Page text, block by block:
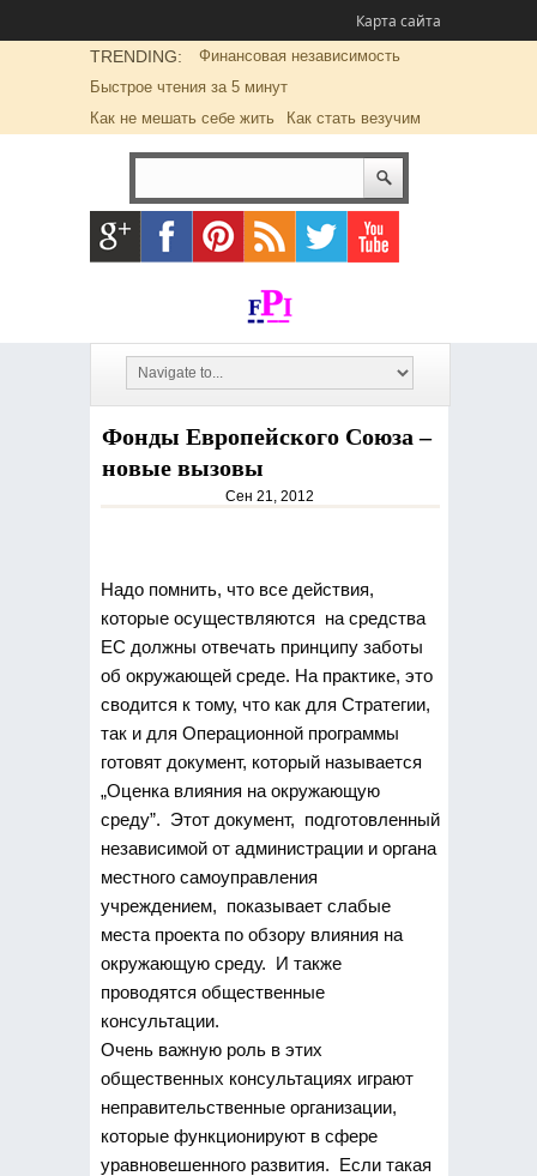
Карта сайта
TRENDING:
Финансовая независимость
Быстрое чтения за 5 минут
Как не мешать себе жить
Как стать везучим
Фонды Европейского Союза –
новые вызовы
Сен 21, 2012
Надо помнить, что все действия,
которые осуществляются на средства
ЕС должны отвечать принципу заботы
об окружающей среде. На практике, это
сводится к тому, что как для Стратегии,
так и для Операционной программы
готовят документ, который называется
„Оценка влияния на окружающую
среду”. Этот документ, подготовленный
независимой от администрации и органа
местного самоуправления
учреждением, показывает слабые
места проекта по обзору влияния на
окружающую среду. И также
проводятся общественные
консультации.
Очень важную роль в этих
общественных консультациях играют
неправительственные организации,
которые функционируют в сфере
уравновешенного развития. Если такая